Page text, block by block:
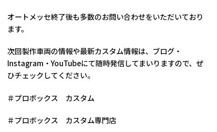
オートメッセ終了後も多数のお問い合わせをいただいており
ます。
次回製作車両の情報や最新カスタム情報は、ブログ・
Instagram・YouTubeにて随時発信してまいりますので、ぜ
ひチェックしてください。
＃プロボックス カスタム
＃プロボックス カスタム専門店